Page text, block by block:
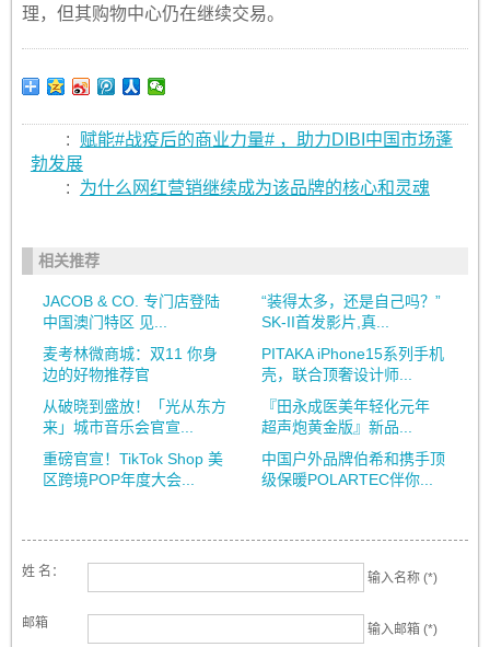
理，但其购物中心仍在继续交易。
:
赋能#战疫后的商业力量# ，助力DIBI中国市场蓬
勃发展
:
为什么网红营销继续成为该品牌的核心和灵魂
相关推荐
JACOB & CO. 专门店登陆
中国澳门特区 见...
“装得太多，还是自己吗？”
SK-II首发影片,真...
麦考林微商城：双11 你身
边的好物推荐官
PITAKA iPhone15系列手机
壳，联合顶奢设计师...
从破晓到盛放！「光从东方
来」城市音乐会官宣...
『田永成医美年轻化元年
超声炮黄金版』新品...
重磅官宣！TikTok Shop 美
区跨境POP年度大会...
中国户外品牌伯希和携手顶
级保暖POLARTEC伴你...
姓 名： 输入名称 (*)
邮箱 输入邮箱 (*)